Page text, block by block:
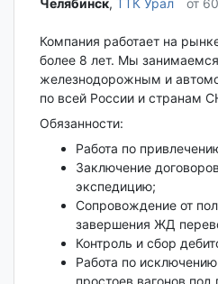
Компания работает на
более 8 лет. Мы
железнодорожным и
по всей России и странам
Обязанности:
Работа по
Заключение
экспедицию;
Сопровождение от
завершения ЖД
Контроль и сбор
Работа по